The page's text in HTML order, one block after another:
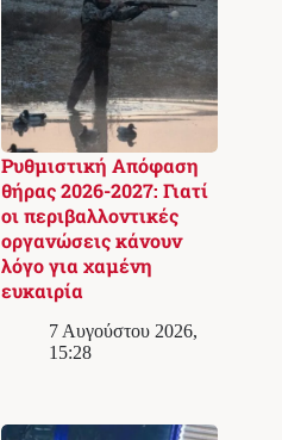
Ρυθμιστική Απόφαση
θήρας 2026-2027: Γιατί
οι περιβαλλοντικές
οργανώσεις κάνουν
λόγο για χαμένη
ευκαιρία
7 Αυγούστου 2026,
15:28